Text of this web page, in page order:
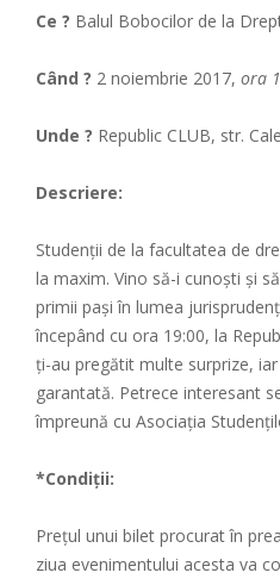
Ce ? Balul Bobocilor de la
Când ? ​2 noiembrie 2017, ora
Unde ? Republic CLUB, str.
Descriere:
Studenții de la facultatea de
la maxim. Vino să-i cunoști și
primii pași în lumea
începând cu ora 19:00, la
ți-au pregătit multe surprize,
garantată. Petrece interesant
împreună cu Asociația
*Condiții:
Prețul unui bilet procurat în
ziua evenimentului acesta va